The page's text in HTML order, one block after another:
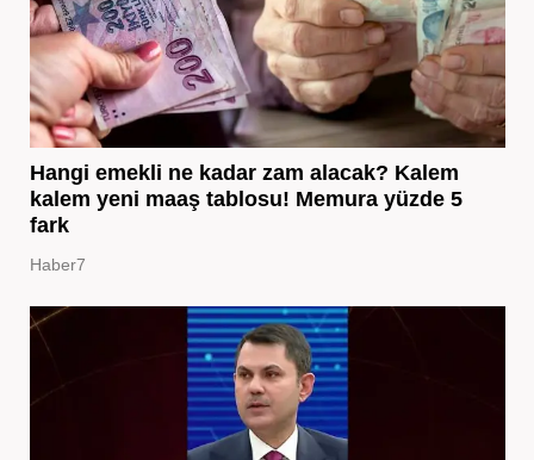
Hangi emekli ne kadar zam alacak? Kalem
kalem yeni maaş tablosu! Memura yüzde 5
fark
Haber7